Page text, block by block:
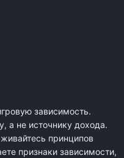
зависимость.
а не источнику дохода.
принципов
признаки зависимости,